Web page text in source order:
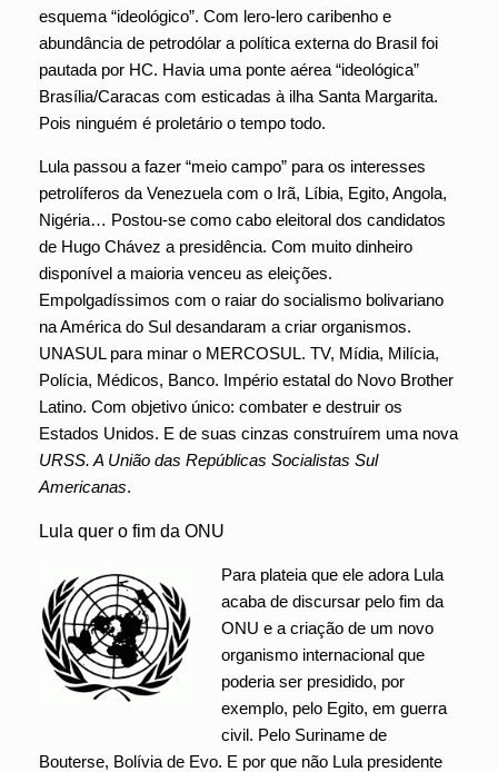
esquema “ideológico”. Com lero-lero caribenho e
abundância de petrodólar a política externa do Brasil foi
pautada por HC. Havia uma ponte aérea “ideológica”
Brasília/Caracas com esticadas à ilha Santa Margarita.
Pois ninguém é proletário o tempo todo.
Lula passou a fazer “meio campo” para os interesses
petrolíferos da Venezuela com o Irã, Líbia, Egito, Angola,
Nigéria… Postou-se como cabo eleitoral dos candidatos
de Hugo Chávez a presidência. Com muito dinheiro
disponível a maioria venceu as eleições.
Empolgadíssimos com o raiar do socialismo bolivariano
na América do Sul desandaram a criar organismos.
UNASUL para minar o MERCOSUL. TV, Mídia, Milícia,
Polícia, Médicos, Banco. Império estatal do Novo Brother
Latino. Com objetivo único: combater e destruir os
Estados Unidos. E de suas cinzas construírem uma nova
URSS. A União das Repúblicas Socialistas Sul
Americanas.
Lula quer o fim da ONU
Para plateia que ele adora Lula
acaba de discursar pelo fim da
ONU e a criação de um novo
organismo internacional que
poderia ser presidido, por
exemplo, pelo Egito, em guerra
civil. Pelo Suriname de
Bouterse, Bolívia de Evo. E por que não Lula presidente